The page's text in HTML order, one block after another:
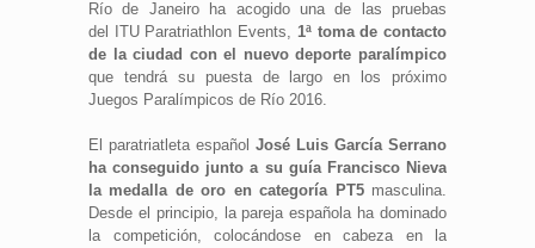
Río de Janeiro ha acogido una de las pruebas
del ITU Paratriathlon Events, 1ª toma de contacto
de la ciudad con el nuevo deporte paralímpico
que tendrá su puesta de largo en los próximo
Juegos Paralímpicos de Río 2016.
El paratriatleta español José Luis García Serrano
ha conseguido junto a su guía Francisco Nieva
la medalla de oro en categoría PT5masculina.
Desde el principio, la pareja española ha dominado
la competición, colocándose en cabeza en la